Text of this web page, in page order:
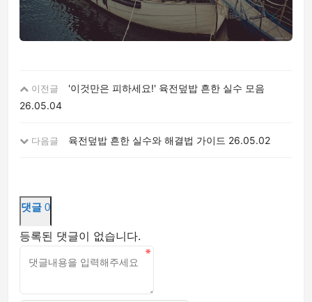
이전글
'이것만은 피하세요!' 육전덮밥 흔한 실수 모음
26.05.04
다음글 육전덮밥 흔한 실수와 해결법 가이드 26.05.02
댓글 0
등록된 댓글이 없습니다.